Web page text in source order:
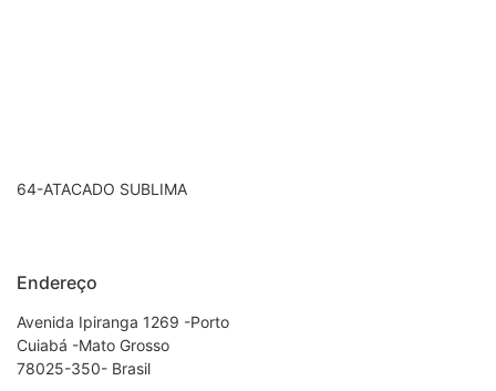
64-ATACADO SUBLIMA
Endereço
Avenida Ipiranga 1269 -Porto
Cuiabá -Mato Grosso
78025-350- Brasil